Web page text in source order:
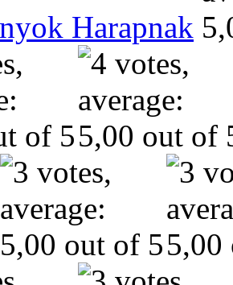
Harapnak